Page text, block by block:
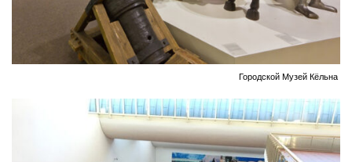
Городской Музей Кёльна